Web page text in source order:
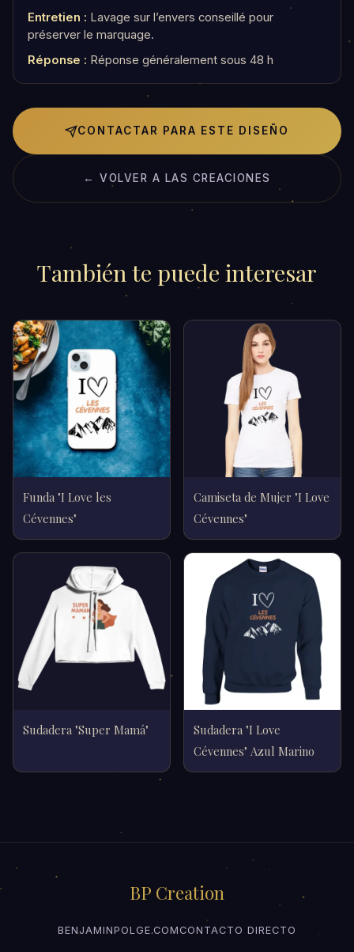
Entretien : Lavage sur l’envers conseillé pour
préserver le marquage.
Réponse : Réponse généralement sous 48 h
CONTACTAR PARA ESTE DISEÑO
← VOLVER A LAS CREACIONES
También te puede interesar
Funda "I Love les
Cévennes"
Camiseta de Mujer "I Love
Cévennes"
Sudadera "Super Mamá"
Sudadera "I Love
Cévennes" Azul Marino
BP Creation
BENJAMINPOLGE.COM CONTACTO DIRECTO